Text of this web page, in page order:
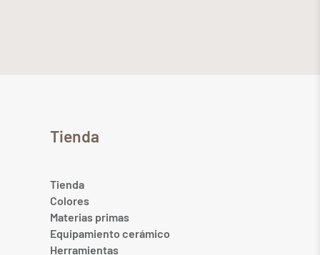
Tienda
Tienda
Colores
Materias primas
Equipamiento cerámico
Herramientas